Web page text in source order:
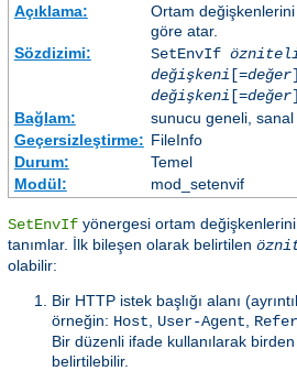
Açıklama:
Ortam
göre atar.
Sözdizimi:
SetEnvIf
değişkeni [=değer
değişkeni [=değer
Bağlam:
sunucu geneli,
Geçersizleştirme: FileInfo
Durum:
Temel
Modül:
mod_setenvif
SetEnvIf yönergesi ortam
tanımlar. İlk bileşen olarak belirtilen
olabilir:
Bir HTTP istek başlığı alanı
örneğin: Host User-Agent
Bir düzenli ifade kullanılarak birden
belirtilebilir.